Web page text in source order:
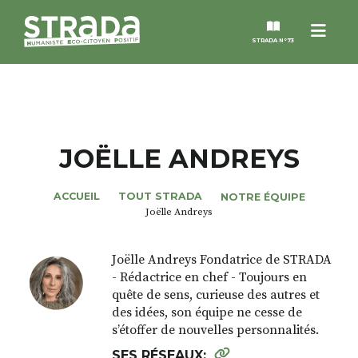
Menu
STRADA N°73
MAGAZINES
NOS THÈMES
ALTER STRADA
ROSÉE DE MAI
JOËLLE ANDREYS
ACCUEIL TOUT STRADA
NOTRE ÉQUIPE
Joëlle Andreys
Joëlle Andreys Fondatrice de STRADA
- Rédactrice en chef - Toujours en
quête de sens, curieuse des autres et
des idées, son équipe ne cesse de
s’étoffer de nouvelles personnalités.